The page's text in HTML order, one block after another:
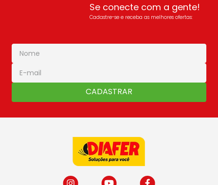
Se conecte com a gente!
Cadastre-se e receba as melhores ofertas:
CADASTRAR